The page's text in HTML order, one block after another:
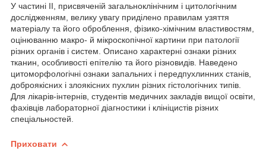
У частині II, присвяченій загальноклінічним і цитологічним
дослідженням, велику увагу приділено правилам узяття
матеріалу та його оброблення, фізико-хімічним властивостям,
оцінюванню макро- й мікроскопічної картини при патології
різних органів і систем. Описано характерні ознаки різних
тканин, особливості епітелію та його різновидів. Наведено
цитоморфологічні ознаки запальних і передпухлинних станів,
доброякісних і злоякісних пухлин різних ­гістологічних типів.
Для лікарів-інтернів, студентів медичних закладів вищої освіти,
фахівців лабораторної ­діагностики і клініцистів різних
спеціальностей.
Приховати